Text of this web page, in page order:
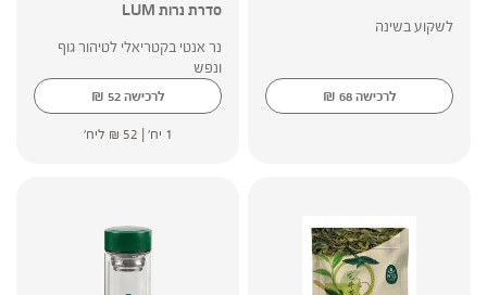
לשקוע בשינה
לרכישה ₪ 68
סדרת נרות LUM
נר אנטי בקטריאלי לטיהור גוף
ונפש
לרכישה ₪ 52
1 יח' | ₪ 52 ליח'